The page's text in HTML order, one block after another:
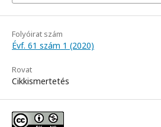
Folyóirat szám
Évf. 61 szám 1 (2020)
Rovat
Cikkismertetés